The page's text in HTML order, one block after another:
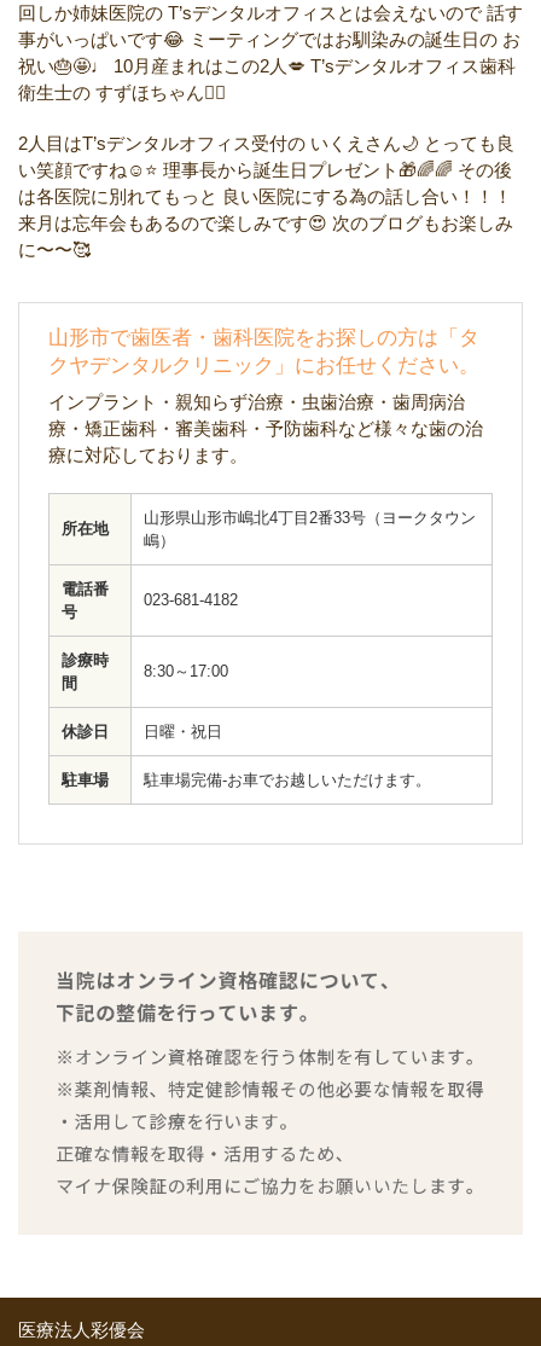
回しか姉妹医院の T’sデンタルオフィスとは会えないので 話す
事がいっぱいです😂 ミーティングではお馴染みの誕生日の お
祝い🎂🤩♩
10月産まれはこの2人💋 T’sデンタルオフィス歯科
衛生士の すずほちゃん✌🏻️
2人目はT’sデンタルオフィス受付の いくえさん🌙 とっても良
い笑顔ですね☺︎⭐️ 理事長から誕生日プレゼント🎁🌈🌈 その後
は各医院に別れてもっと 良い医院にする為の話し合い！！！
来月は忘年会もあるので楽しみです😍 次のブログもお楽しみ
に〜〜🥰
山形市で歯医者・歯科医院をお探しの方は「タ
クヤデンタルクリニック」にお任せください。
インプラント・親知らず治療・虫歯治療・歯周病治
療・矯正歯科・審美歯科・予防歯科など様々な歯の治
療に対応しております。
所在地
山形県山形市嶋北4丁目2番33号（ヨークタウン
嶋）
電話番
号
023-681-4182
診療時
間
8:30～17:00
休診日 日曜・祝日
駐車場 駐車場完備-お車でお越しいただけます。
医療法人彩優会